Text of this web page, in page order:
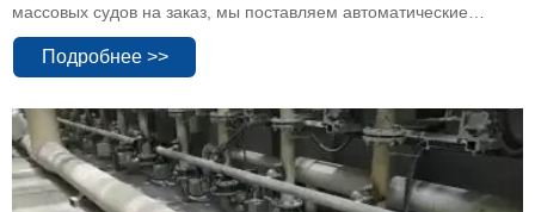
массовых судов на заказ, мы поставляем автоматические
инструменты, фитинги для литейных труб и клапаны, стропы
для кранов, серии машин и т. Д., Это наша новая сервисная
платформа, расширяющая пространство сотрудничества,
Подробнее >>